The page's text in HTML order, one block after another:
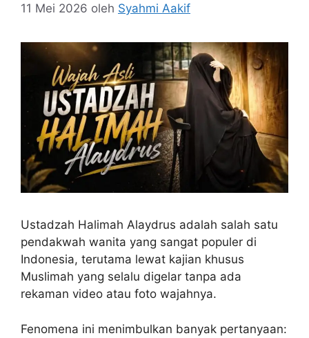
11 Mei 2026 oleh Syahmi Aakif
Ustadzah Halimah Alaydrus adalah salah satu
pendakwah wanita yang sangat populer di
Indonesia, terutama lewat kajian khusus
Muslimah yang selalu digelar tanpa ada
rekaman video atau foto wajahnya.
Fenomena ini menimbulkan banyak pertanyaan: